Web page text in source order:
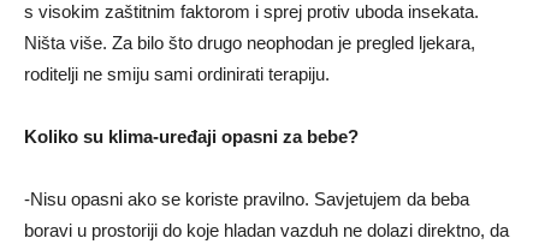
s visokim zaštitnim faktorom i sprej protiv uboda insekata.
Ništa više. Za bilo što drugo neophodan je pregled lјekara,
roditelјi ne smiju sami ordinirati terapiju.
Koliko su klima-uređaji opasni za bebe?
-Nisu opasni ako se koriste pravilno. Savjetujem da beba
boravi u prostoriji do koje hladan vazduh ne dolazi direktno, da